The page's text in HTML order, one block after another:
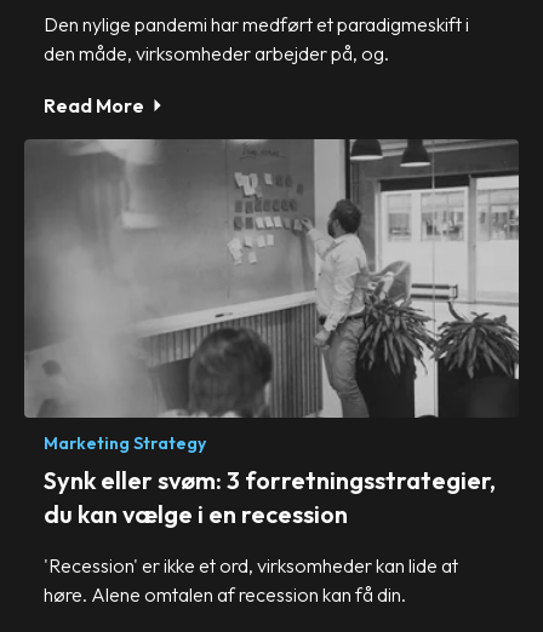
Den nylige pandemi har medført et paradigmeskift i
den måde, virksomheder arbejder på, og.
Read More
Marketing Strategy
Synk eller svøm: 3 forretningsstrategier,
du kan vælge i en recession
'Recession' er ikke et ord, virksomheder kan lide at
høre. Alene omtalen af recession kan få din.